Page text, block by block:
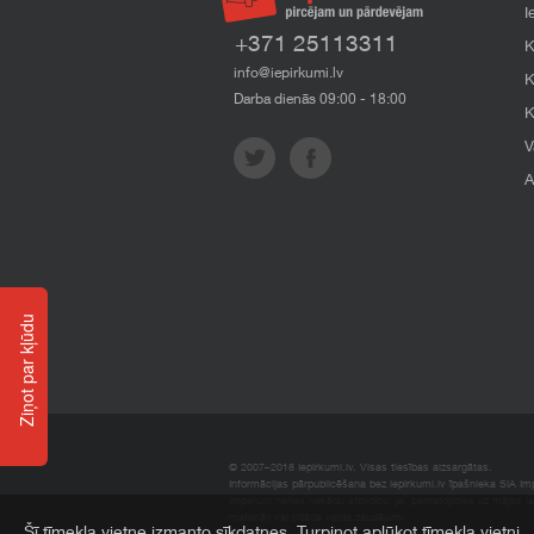
+371 25113311
info@iepirkumi.lv
Darba dienās 09:00 - 18:00
© 2007–2018 Iepirkumi.lv. Visas tiesības aizsargātas.
Informācijas pārpublicēšana bez iepirkumi.lv īpašnieka SIA
Ziņot par kļūdu